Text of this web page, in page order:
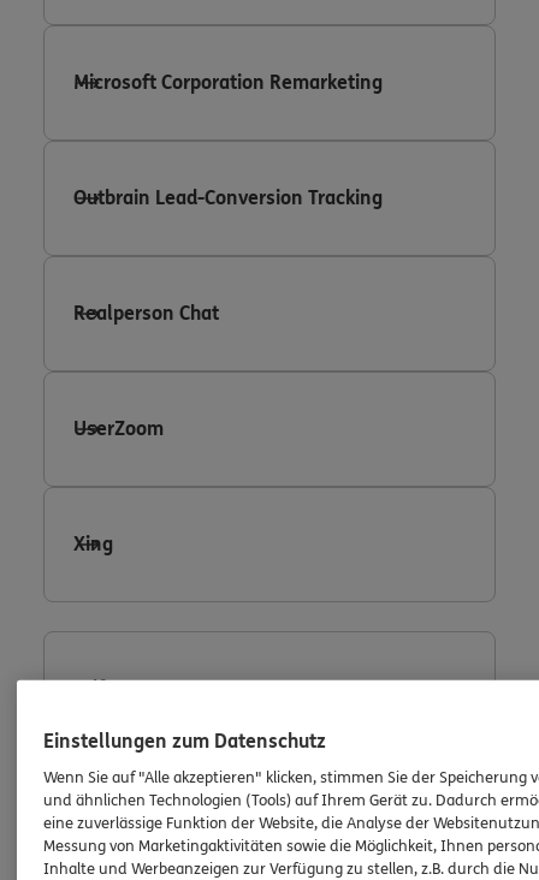
Microsoft Corporation Remarketing
Outbrain Lead-Conversion Tracking
Realperson Chat
UserZoom
Xing
Adform
Consent Tool OneTrust
Einstellungen zum Datenschutz
Wenn Sie auf "Alle akzeptieren" klicken, stimmen Sie der Speicherung
und ähnlichen Technologien (Tools) auf Ihrem Gerät zu. Dadurch
eine zuverlässige Funktion der Website, die Analyse der
Messung von Marketingaktivitäten sowie die Möglichkeit, Ihnen
Inhalte und Werbeanzeigen zur Verfügung zu stellen, z.B. durch die